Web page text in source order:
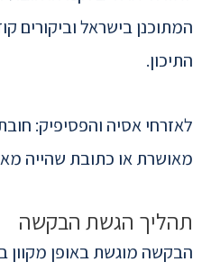
המתוכנן בישראל וביקורים
התיכון.
לאזרחי אסיה והפסיפיק:
מאושרת או כתובת שהייה
תהליך הגשת הבקשה
הבקשה מוגשת באופן